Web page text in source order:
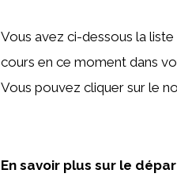
Vous avez ci-dessous la
cours en ce moment dans
Vous pouvez cliquer sur le
En savoir plus sur le